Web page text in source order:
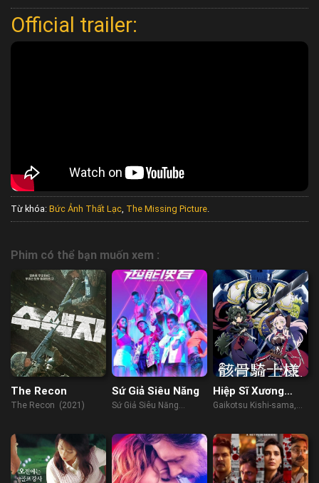
Official trailer:
Từ khóa: Bức Ảnh Thất Lạc The Missing Picture
Phim có thể bạn muốn xem :
The Recon
The Recon (2021)
Sứ Giả Siêu Năng
Sứ Giả Siêu Năng
Hiệp Sĩ Xương
Trên Đường Du
Khác
Gaikotsu Kishi-sama,
Odekakechuu, Skeleton
Knight in Another World
(2022)